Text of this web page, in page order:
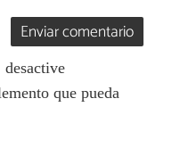
Enviar comentario
que pueda